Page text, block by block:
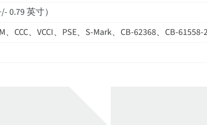
0.79 英寸）
、CCC、VCCI、PSE、S-Mark、CB-62368、CB-